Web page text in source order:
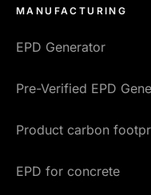
MANUFACTURING
EPD Generator
Pre-Verified EPD
Product carbon
EPD for concrete